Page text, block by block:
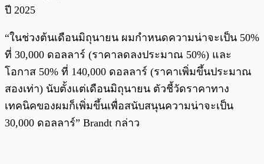
ปี 2025
“ในช่วงต้นเดือนมิถุนายน ผมกำหนดความน่าจะเป็น 50%
ที่ 30,000 ดอลลาร์ (ราคาลดลงประมาณ 50%) และ
โอกาส 50% ที่ 140,000 ดอลลาร์ (ราคาเพิ่มขึ้นประมาณ
สองเท่า) นับตั้งแต่เดือนมิถุนายน ตัวชี้วัดราคาทาง
เทคนิคของผมก็เพิ่มขึ้นเพื่อสนับสนุนความน่าจะเป็น
30,000 ดอลลาร์” Brandt กล่าว